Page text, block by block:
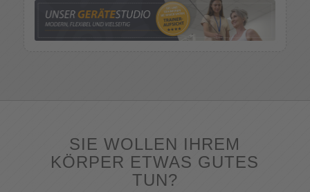
SIE WOLLEN IHREM
KÖRPER ETWAS GUTES
TUN?